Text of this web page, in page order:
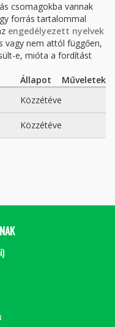
csomagokba vannak
forrás tartalommal
engedélyezett nyelvek
vagy nem attól függően,
e, mióta a fordítást
Állapot
Műveletek
Közzétéve
Közzétéve